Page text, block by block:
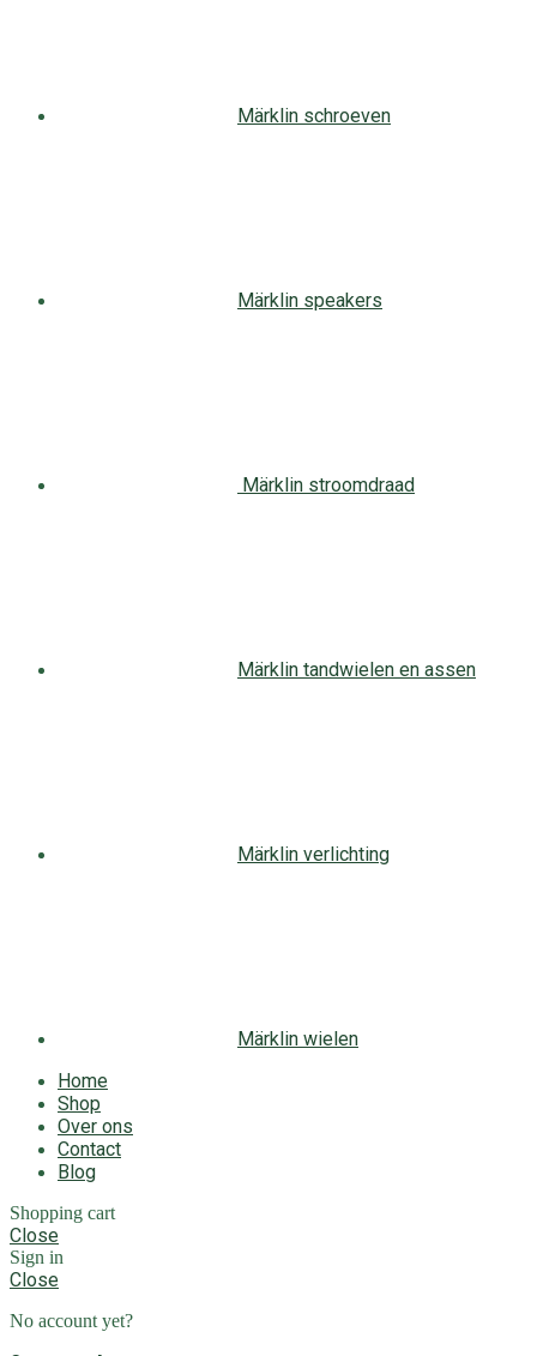
Märklin schroeven
Märklin speakers
Märklin stroomdraad
Märklin tandwielen en assen
Märklin verlichting
Märklin wielen
Home
Shop
Over ons
Contact
Blog
Shopping cart
Close
Sign in
Close
No account yet?